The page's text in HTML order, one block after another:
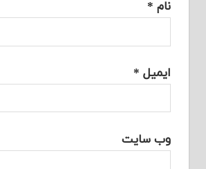
نام *
ایمیل *
وب‌ سایت